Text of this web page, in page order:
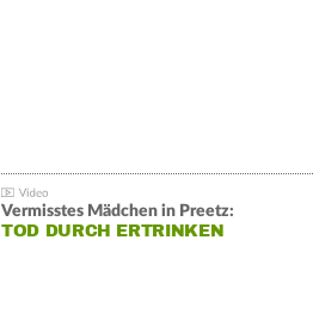
Vermisstes Mädchen in Preetz:
TOD DURCH ERTRINKEN